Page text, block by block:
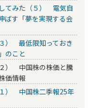
てみた（５） 電気自
ばす「夢を実現する会
） 最低限知っておき
のこと
） 中国株の株価と騰
価情報
） 中国株二季報25年